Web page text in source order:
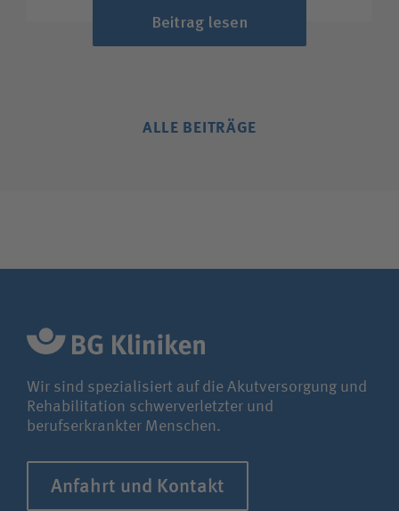
Beitrag lesen
ALLE BEITRÄGE
Wir sind spezialisiert auf die Akutversorgung und
Rehabilitation schwerverletzter und
berufserkrankter Menschen.
Anfahrt und Kontakt